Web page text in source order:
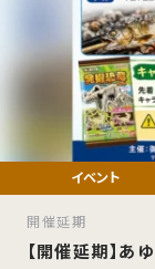
【開催延期】あ
開催延期